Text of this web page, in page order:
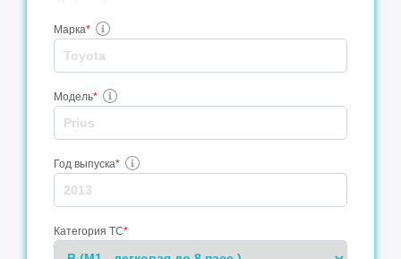
Марка*
Модель*
Год выпуска*
Категория ТС*